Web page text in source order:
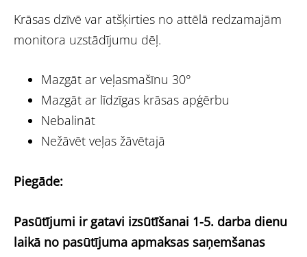
Krāsas dzīvē var atšķirties no attēlā redzamajām
monitora uzstādījumu dēļ.
Mazgāt ar veļasmašīnu 30°
Mazgāt ar līdzīgas krāsas apģērbu
Nebalināt
Nežāvēt veļas žāvētajā
Piegāde:
Pasūtījumi ir gatavi izsūtīšanai 1-5. darba dienu
laikā no pasūtījuma apmaksas saņemšanas